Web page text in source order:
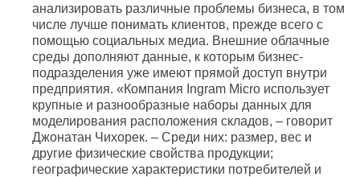
анализировать различные проблемы бизнеса, в том
числе лучше понимать клиентов, прежде всего с
помощью социальных медиа. Внешние облачные
среды дополняют данные, к которым бизнес-
подразделения уже имеют прямой доступ внутри
предприятия. «Компания Ingram Micro использует
крупные и разнообразные наборы данных для
моделирования расположения складов, – говорит
Джонатан Чихорек. – Среди них: размер, вес и
другие физические свойства продукции;
географические характеристики потребителей и